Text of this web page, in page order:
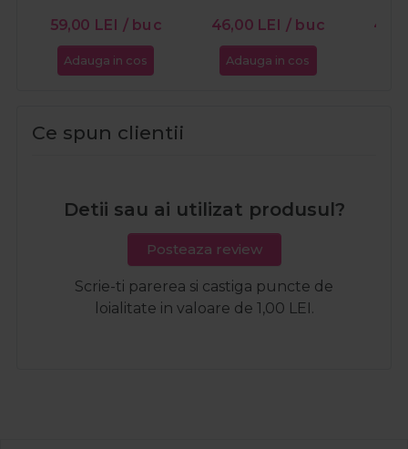
59,00 LEI / buc
Adauga in cos
46,00 LEI / buc
Adauga in cos
Ce spun clientii
Detii sau ai utilizat produsul?
Posteaza review
Scrie-ti parerea si castiga puncte de
loialitate in valoare de 1,00 LEI.